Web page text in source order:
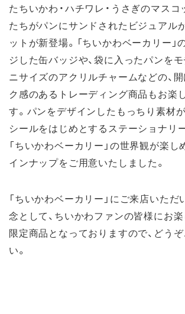
たちいかわ・ハチワレ・うさぎのマス
たちがパンにサンドされたビジュアル
ットが新登場。「ちいかわベーカリー」
ジした缶バッジや、袋に入ったパンを
ニサイズのアクリルチャームなどの、
ク感のあるトレーディング商品もお楽
す。パンをデザインしたもっちり素材
シールをはじめとするステーショナリ
「ちいかわベーカリー」の世界観が楽し
インナップをご用意いたしました。
「ちいかわベーカリー」にご来店いた
念として、ちいかわファンの皆様にお
限定商品となっておりますので、どう
い。